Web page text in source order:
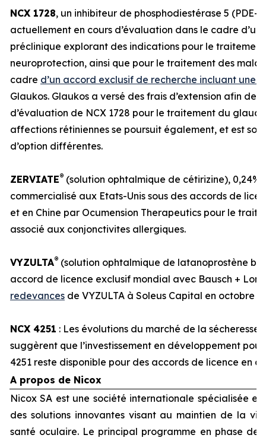
NCX 1728, un inhibiteur de phosphodiestérase 5 (PDE-
actuellement en cours d’évaluation dans le cadre
préclinique explorant des indications pour le
neuroprotection, ainsi que pour le traitement des
cadre d’un accord exclusif de recherche incluant une
Glaukos. Glaukos a versé des frais d’extension afin de
d’évaluation de NCX 1728 pour le traitement du
affections rétiniennes se poursuit également, et est
d’option différentes.
ZERVIATE® (solution ophtalmique de cétirizine),
commercialisé aux Etats-Unis sous des accords de
et en Chine par Ocumension Therapeutics pour le
associé aux conjonctivites allergiques.
VYZULTA® (solution ophtalmique de latanoprostène
accord de licence exclusif mondial avec Bausch +
redevances de VYZULTA à Soleus Capital en octobre
NCX 4251 : Les évolutions du marché de la sécheresse
suggèrent que l’investissement en développement
4251 reste disponible pour des accords de licence en
A propos de Nicox
Nicox SA est une société internationale spécialisée
des solutions innovantes visant au maintien de la
santé oculaire. Le principal programme en phase de